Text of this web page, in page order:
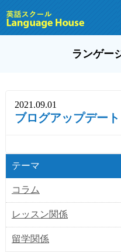
ランゲー
2021.09.01
ブログアップデー
テーマ
コラム
レッスン関係
留学関係